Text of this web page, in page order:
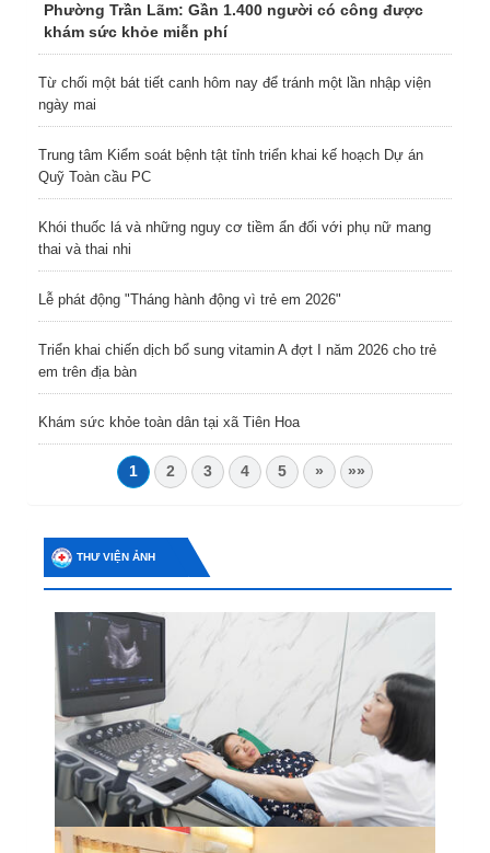
Phường Trần Lãm: Gần 1.400 người có công được
khám sức khỏe miễn phí
Từ chối một bát tiết canh hôm nay để tránh một lần nhập viện
ngày mai
Trung tâm Kiểm soát bệnh tật tỉnh triển khai kế hoạch Dự án
Quỹ Toàn cầu PC
Khói thuốc lá và những nguy cơ tiềm ẩn đối với phụ nữ mang
thai và thai nhi
Lễ phát động "Tháng hành động vì trẻ em 2026"
Triển khai chiến dịch bổ sung vitamin A đợt I năm 2026 cho trẻ
em trên địa bàn
Khám sức khỏe toàn dân tại xã Tiên Hoa
1 2 3 4 5 » »»
THƯ VIỆN ẢNH